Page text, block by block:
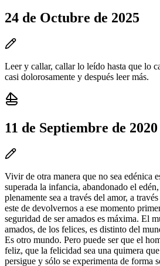
24 de Octubre de 2025
Leer y callar, callar lo leído hasta que lo
casi dolorosamente y después leer más.
11 de Septiembre de 2020
Vivir de otra manera que no sea edénica
superada la infancia, abandonado el
plenamente sea a través del amor, a
este de devolvernos a ese momento
seguridad de ser amados es máxima. El
amados, de los felices, es distinto del
Es otro mundo. Pero puede ser que el
feliz, que la felicidad sea una quimera
persigue y sólo se experimenta de forma